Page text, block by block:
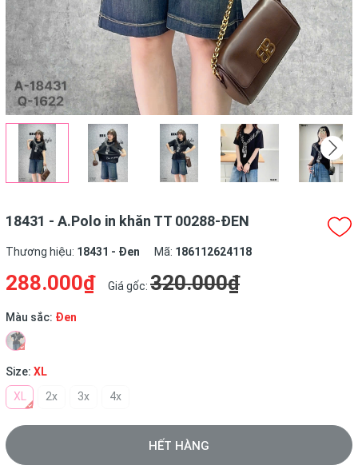
18431 - A.Polo in khăn TT 00288-ĐEN
Thương hiệu: 18431 - Đen Mã: 186112624118
288.000₫ Giá gốc: 320.000₫
Màu sắc: Đen
Size: XL
XL
2x 3x 4x
HẾT HÀNG